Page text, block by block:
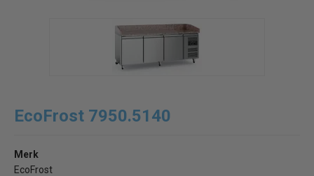
EcoFrost 7950.5140
Merk
EcoFrost